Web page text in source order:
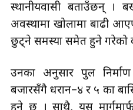
स्थानीयवासी बताउँछन् ।
अवस्थामा खोलामा बाढी
छुट्ने समस्या समेत हुने गरेको
उनका अनुसार पुल
बजारसँगै धरान–४ र ५ का